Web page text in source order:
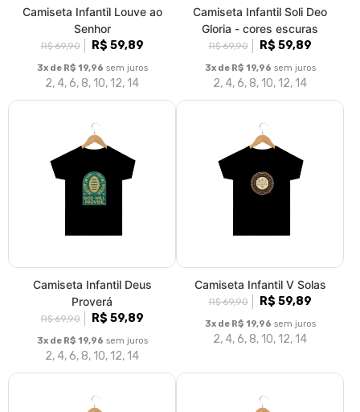
Camiseta Infantil Louve ao
Senhor
R$ 69,90 R$ 59,89
3x de R$ 19,96 sem juros
2, 4, 6, 8, 10, 12, 14
Camiseta Infantil Soli Deo
Gloria - cores escuras
R$ 69,90 R$ 59,89
3x de R$ 19,96 sem juros
2, 4, 6, 8, 10, 12, 14
Camiseta Infantil Deus
Proverá
R$ 69,90 R$ 59,89
3x de R$ 19,96 sem juros
2, 4, 6, 8, 10, 12, 14
Camiseta Infantil V Solas
R$ 69,90 R$ 59,89
3x de R$ 19,96 sem juros
2, 4, 6, 8, 10, 12, 14